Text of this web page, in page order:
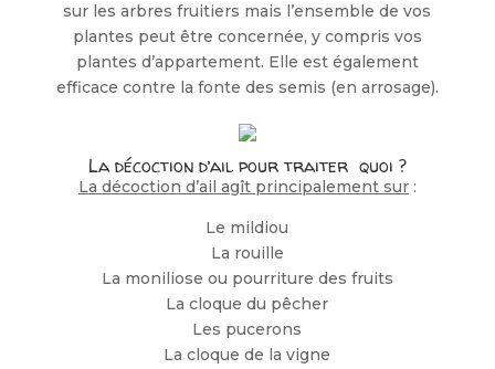
sur les arbres fruitiers mais l’ensemble de vos
plantes peut être concernée, y compris vos
plantes d’appartement. Elle est également
efficace contre la fonte des semis (en arrosage).
La décoction d’ail pour traiter quoi ?
La décoction d’ail agît principalement sur:
Le mildiou
La rouille
La moniliose ou pourriture des fruits
La cloque du pêcher
Les pucerons
La cloque de la vigne